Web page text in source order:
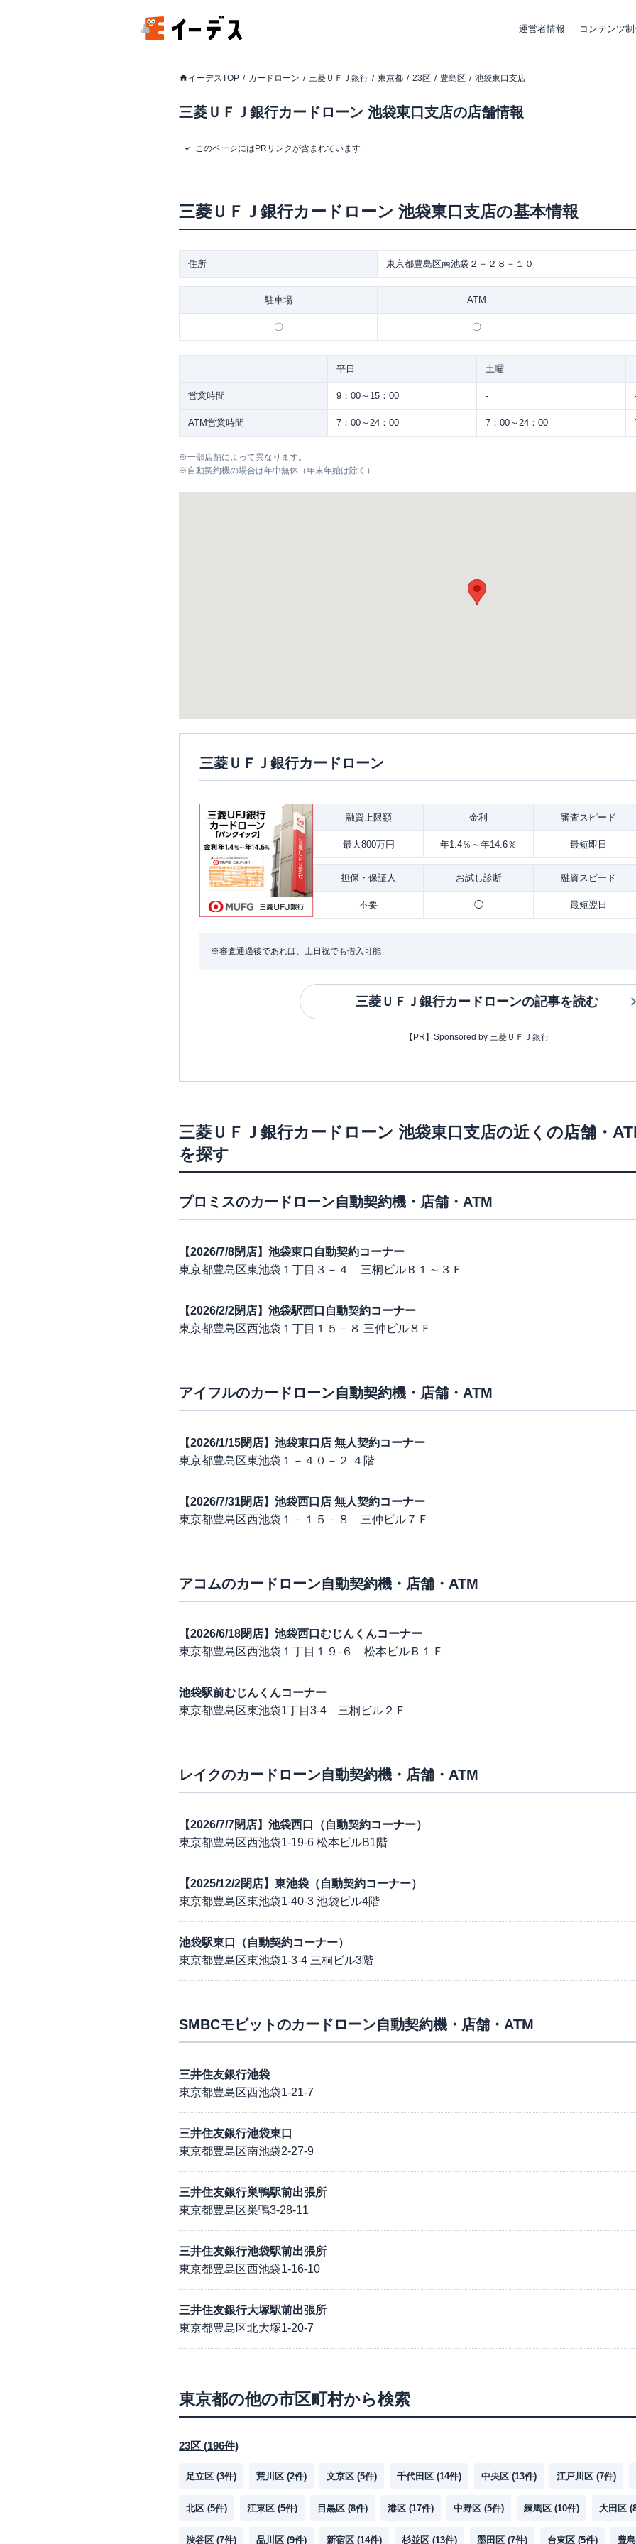
運営者情報 コンテンツ
イーデスTOP カードローン 三菱ＵＦＪ銀行 東京都 23区 豊島区 池袋東口支店
三菱ＵＦＪ銀行カードローン 池袋東口支店の店舗情報
このページにはPRリンクが含まれています
三菱ＵＦＪ銀行カードローン 池袋東口支店の基本情報
住所 東京都豊島区南池袋２－２８－１０
駐車場 ATM
〇 〇
平日 土曜
営業時間 9：00～15：00 -
ATM営業時間 7：00～24：00 7：00～24：00
※一部店舗によって異なります。
※自動契約機の場合は年中無休（年末年始は除く）
三菱ＵＦＪ銀行カードローン
融資上限額 金利 審査スピード
最大800万円 年1.4％～年14.6％ 最短即日
担保・ 保証人 お試し診断 融資スピード
不要 ◯ 最短翌日
※審査通過後であれば、土日祝でも借入可能
三菱ＵＦＪ銀行カードローンの記事を読む
【PR】Sponsored by 三菱ＵＦＪ銀行
三菱ＵＦＪ銀行カードローン 池袋東口支店の近くの店舗・
を探す
プロミスのカードローン自動契約機・店舗・ATM
【2026/7/8閉店】池袋東口自動契約コーナー
東京都豊島区東池袋１丁目３－４ 三桐ビルＢ１～３Ｆ
【2026/2/2閉店】池袋駅西口自動契約コーナー
東京都豊島区西池袋１丁目１５－８ 三仲ビル８Ｆ
アイフルのカードローン自動契約機・店舗・ATM
【2026/1/15閉店】池袋東口店 無人契約コーナー
東京都豊島区東池袋１－４０－２ ４階
【2026/7/31閉店】池袋西口店 無人契約コーナー
東京都豊島区西池袋１－１５－８ 三仲ビル７Ｆ
アコムのカードローン自動契約機・店舗・ATM
【2026/6/18閉店】池袋西口むじんくんコーナー
東京都豊島区西池袋１丁目１９-６ 松本ビルＢ１Ｆ
池袋駅前むじんくんコーナー
東京都豊島区東池袋1丁目3-4 三桐ビル２Ｆ
レイクのカードローン自動契約機・店舗・ATM
【2026/7/7閉店】池袋西口（自動契約コーナー）
東京都豊島区西池袋1-19-6 松本ビルB1階
【2025/12/2閉店】東池袋（自動契約コーナー）
東京都豊島区東池袋1-40-3 池袋ビル4階
池袋駅東口（自動契約コーナー）
東京都豊島区東池袋1-3-4 三桐ビル3階
SMBCモビットのカードローン自動契約機・店舗・ATM
三井住友銀行池袋
東京都豊島区西池袋1-21-7
三井住友銀行池袋東口
東京都豊島区南池袋2-27-9
三井住友銀行巣鴨駅前出張所
東京都豊島区巣鴨3-28-11
三井住友銀行池袋駅前出張所
東京都豊島区西池袋1-16-10
三井住友銀行大塚駅前出張所
東京都豊島区北大塚1-20-7
東京都の他の市区町村から検索
23区 (196件)
足立区 (3件) 荒川区 (2件) 文京区 (5件) 千代田区 (14件) 中央区 (13件) 江戸川区 (7件)
北区 (5件) 江東区 (5件) 目黒区 (8件) 港区 (17件) 中野区 (5件) 練馬区 (10件) 大田区 (
渋谷区 (7件) 品川区 (9件) 新宿区 (14件) 杉並区 (13件) 墨田区 (7件) 台東区 (5件) 豊